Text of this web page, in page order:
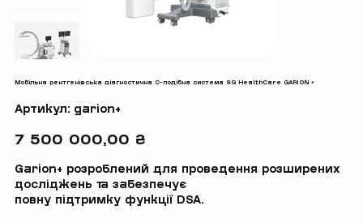
Мобільна рентгенівська діагностична С-подібна система SG HealthCare GARION +
Артикул: Артикул
garion+
garion+
Ціна
7 500 000,00 ₴
Garion+ розроблений для проведення розширених
досліджень та забезпечує
повну підтримку функції DSA.